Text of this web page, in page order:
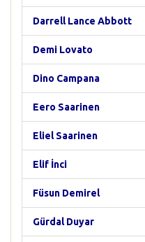
Darrell Lance Abbott
Demi Lovato
Dino Campana
Eero Saarinen
Eliel Saarinen
Elif İnci
Füsun Demirel
Gürdal Duyar